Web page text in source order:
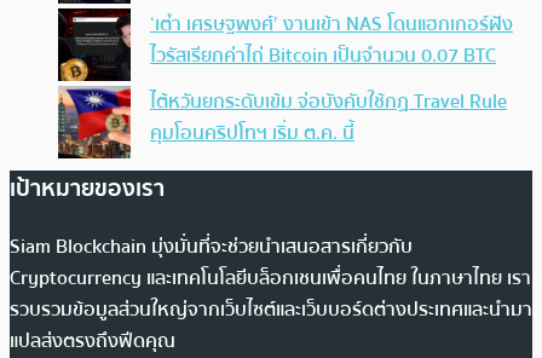
‘เต๋า เศรษฐพงศ์’ งานเข้า NAS โดนแฮกเกอร์ฝัง
ไวรัสเรียกค่าไถ่ Bitcoin เป็นจำนวน 0.07 BTC
ไต้หวันยกระดับเข้ม จ่อบังคับใช้กฏ Travel Rule
คุมโอนคริปโทฯ เริ่ม ต.ค. นี้
เป้าหมายของเรา
Siam Blockchain มุ่งมั่นที่จะช่วยนำเสนอสารเกี่ยวกับ
Cryptocurrency และเทคโนโลยีบล็อกเชนเพื่อคนไทย ในภาษาไทย เรา
รวบรวมข้อมูลส่วนใหญ่จากเว็บไซต์และเว็บบอร์ดต่างประเทศและนำมา
แปลส่งตรงถึงฟีดคุณ